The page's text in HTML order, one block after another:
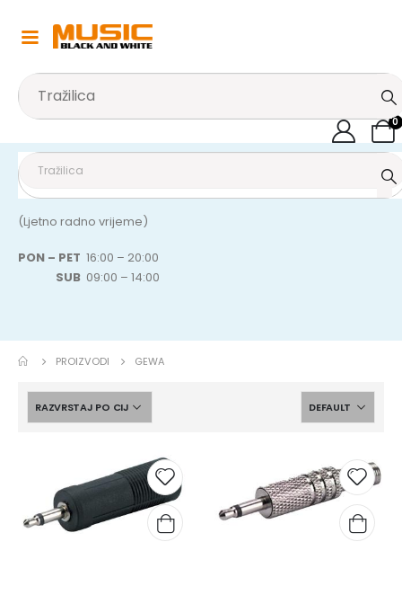
0
(Ljetno radno vrijeme)
PON – PET 16:00 – 20:00
SUB 09:00 – 14:00
PROIZVODI GEWA